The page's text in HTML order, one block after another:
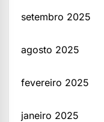
setembro 2025
agosto 2025
fevereiro 2025
janeiro 2025